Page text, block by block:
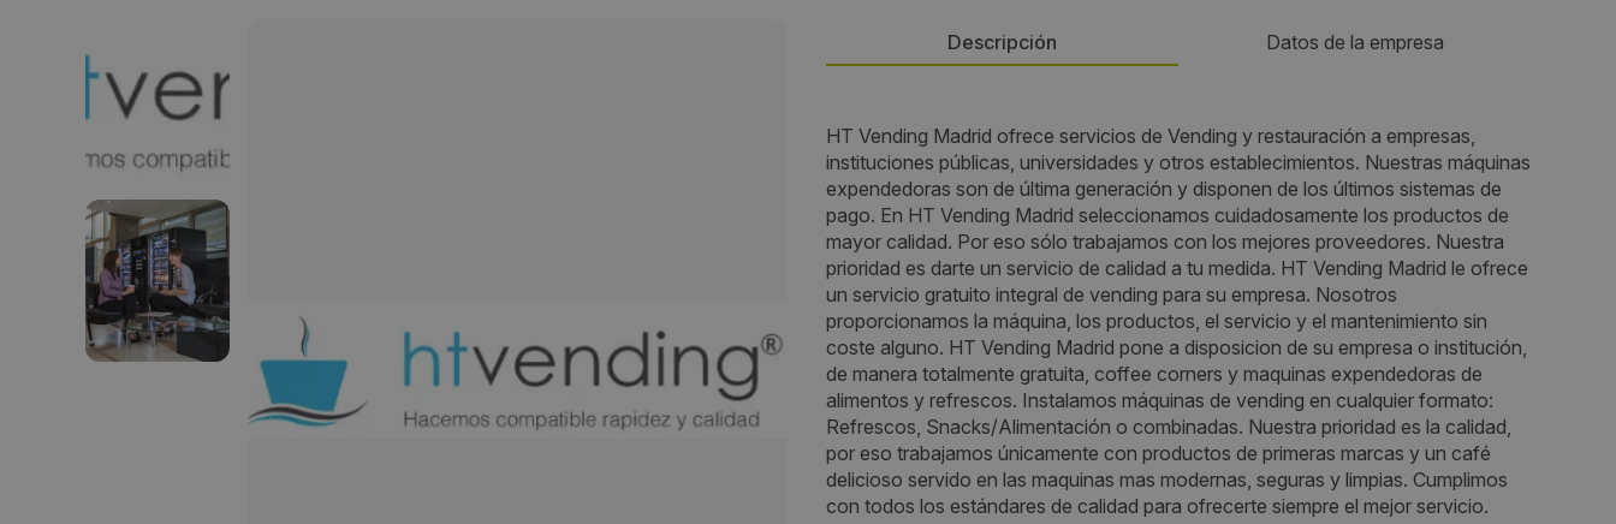
Descripción Datos de la empresa
HT Vending Madrid ofrece servicios de Vending y restauración a empresas,
instituciones públicas, universidades y otros establecimientos. Nuestras máquinas
expendedoras son de última generación y disponen de los últimos sistemas de
pago. En HT Vending Madrid seleccionamos cuidadosamente los productos de
mayor calidad. Por eso sólo trabajamos con los mejores proveedores. Nuestra
prioridad es darte un servicio de calidad a tu medida. HT Vending Madrid le ofrece
un servicio gratuito integral de vending para su empresa. Nosotros
proporcionamos la máquina, los productos, el servicio y el mantenimiento sin
coste alguno. HT Vending Madrid pone a disposicion de su empresa o institución,
de manera totalmente gratuita, coffee corners y maquinas expendedoras de
alimentos y refrescos. Instalamos máquinas de vending en cualquier formato:
Refrescos, Snacks/Alimentación o combinadas. Nuestra prioridad es la calidad,
por eso trabajamos únicamente con productos de primeras marcas y un café
delicioso servido en las maquinas mas modernas, seguras y limpias. Cumplimos
con todos los estándares de calidad para ofrecerte siempre el mejor servicio.
Persona de contacto:
Luis Miguel
Dirección:
Confianza 5 nave A-16 Polígono Los
Olivos
Localidad:
Getafe
Código Postal:
28906
Teléfono:
669562410
Email:
administracion@htvendingmadrid.es
Web:
http://www.htvendingmadrid.es/
Visitas a producto:
5204